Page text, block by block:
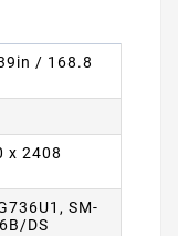
/ 168.8
x 2408
SM-
DS